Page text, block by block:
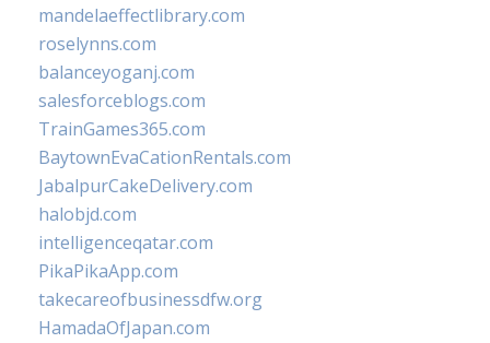
mandelaeffectlibrary.com
roselynns.com
balanceyoganj.com
salesforceblogs.com
TrainGames365.com
BaytownEvaCationRentals.com
JabalpurCakeDelivery.com
halobjd.com
intelligenceqatar.com
PikaPikaApp.com
takecareofbusinessdfw.org
HamadaOfJapan.com